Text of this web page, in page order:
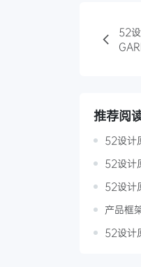
52
推荐阅
52设计
52设计
52设计
产品框
52设计